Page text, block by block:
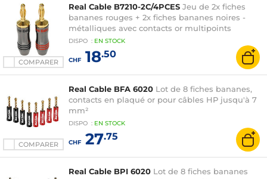
COMPARER
Real Cable B7210-2C/4PCES Jeu de 2x fiches
bananes rouges + 2x fiches bananes noires -
métalliques avec contacts or multipoints
DISPO : EN STOCK
CHF18.50
COMPARER
Real Cable BFA 6020 Lot de 8 fiches bananes,
contacts en plaqué or pour câbles HP jusqu'à 7
mm²
DISPO : EN STOCK
CHF27.75
Real Cable BPI 6020 Lot de 8 fiches bananes